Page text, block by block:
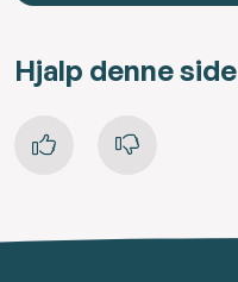
Hjalp denne